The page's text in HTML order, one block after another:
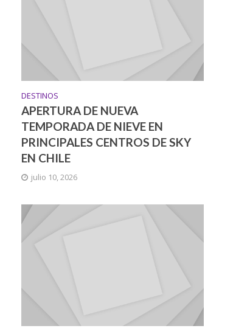
DESTINOS
APERTURA DE NUEVA
TEMPORADA DE NIEVE EN
PRINCIPALES CENTROS DE SKY
EN CHILE
julio 10, 2026